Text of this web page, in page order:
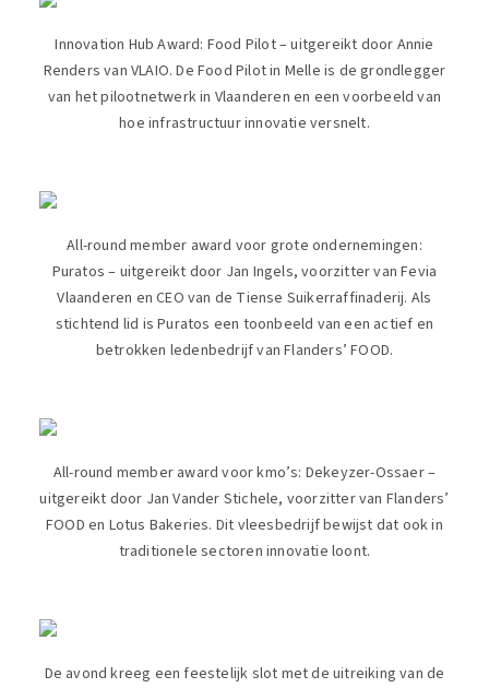
Innovation Hub Award: Food Pilot – uitgereikt door Annie
Renders van VLAIO. De Food Pilot in Melle is de grondlegger
van het pilootnetwerk in Vlaanderen en een voorbeeld van
hoe infrastructuur innovatie versnelt.
All-round member award voor grote ondernemingen:
Puratos – uitgereikt door Jan Ingels, voorzitter van Fevia
Vlaanderen en CEO van de Tiense Suikerraffinaderij. Als
stichtend lid is Puratos een toonbeeld van een actief en
betrokken ledenbedrijf van Flanders’ FOOD.
All-round member award voor kmo’s: Dekeyzer-Ossaer –
uitgereikt door Jan Vander Stichele, voorzitter van Flanders’
FOOD en Lotus Bakeries. Dit vleesbedrijf bewijst dat ook in
traditionele sectoren innovatie loont.
De avond kreeg een feestelijk slot met de uitreiking van de